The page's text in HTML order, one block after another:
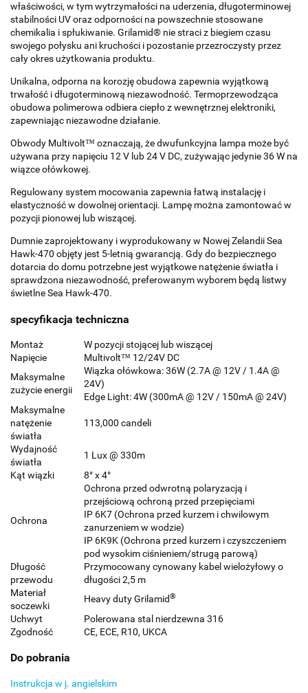
właściwości, w tym wytrzymałości na uderzenia, długoterminowej
stabilności UV oraz odporności na powszechnie stosowane
chemikalia i spłukiwanie. Grilamid® nie straci z biegiem czasu
swojego połysku ani kruchości i pozostanie przezroczysty przez
cały okres użytkowania produktu.
Unikalna, odporna na korozję obudowa zapewnia wyjątkową
trwałość i długoterminową niezawodność. Termoprzewodząca
obudowa polimerowa odbiera ciepło z wewnętrznej elektroniki,
zapewniając niezawodne działanie.
Obwody Multivolt™ oznaczają, że dwufunkcyjna lampa może być
używana przy napięciu 12 V lub 24 V DC, zużywając jedynie 36 W na
wiązce ołówkowej.
Regulowany system mocowania zapewnia łatwą instalację i
elastyczność w dowolnej orientacji. Lampę można zamontować w
pozycji pionowej lub wiszącej.
Dumnie zaprojektowany i wyprodukowany w Nowej Zelandii Sea
Hawk-470 objęty jest 5-letnią gwarancją. Gdy do bezpiecznego
dotarcia do domu potrzebne jest wyjątkowe natężenie światła i
sprawdzona niezawodność, preferowanym wyborem będą listwy
świetlne Sea Hawk-470.
specyfikacja techniczna
Montaż
W pozycji stojącej lub wiszącej
Napięcie
Multivolt™ 12/24V DC
Maksymalne
zużycie energii
Wiązka ołówkowa: 36W (2.7A @ 12V / 1.4A @
24V)
Edge Light: 4W (300mA @ 12V / 150mA @ 24V)
Maksymalne
natężenie
światła
113,000 candeli
Wydajność
światła
1 Lux @ 330m
Kąt wiązki
8° x 4°
Ochrona
Ochrona przed odwrotną polaryzacją i
przejściową ochroną przed przepięciami
IP 6K7 (Ochrona przed kurzem i chwilowym
zanurzeniem w wodzie)
IP 6K9K (Ochrona przed kurzem i czyszczeniem
pod wysokim ciśnieniem/strugą parową)
Długość
przewodu
Przymocowany cynowany kabel wielożyłowy o
długości 2,5 m
Materiał
soczewki
Heavy duty Grilamid®
Uchwyt
Polerowana stal nierdzewna 316
Zgodność
CE, ECE, R10, UKCA
Do pobrania
Instrukcja w j. angielskim